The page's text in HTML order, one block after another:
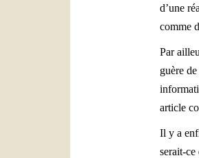
d’une
comme
Par
guère
article
Il y a
serait-